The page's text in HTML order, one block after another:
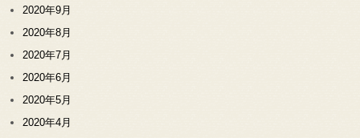
2020年9月
2020年8月
2020年7月
2020年6月
2020年5月
2020年4月